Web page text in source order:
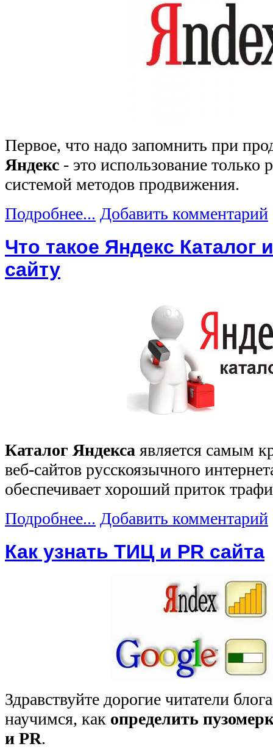
Первое, что надо запомнить при
Яндекс - это использование только
системой методов продвижения.
Подробнее... Добавить комментарий
Что такое Яндекс Каталог
сайту
Каталог Яндекса является самым
веб-сайтов русскоязычного
обеспечивает хороший приток
Подробнее... Добавить комментарий
Как узнать ТИЦ и PR сайта
Здравствуйте дорогие читатели
научимся, как определить
и PR.